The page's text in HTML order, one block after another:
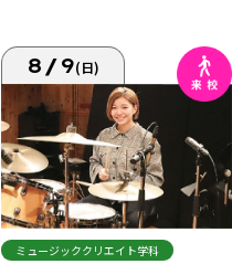
8/9(日)
ミュージッククリエイト学科